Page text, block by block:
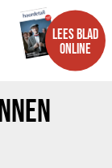
LEES BLAD
ONLINE